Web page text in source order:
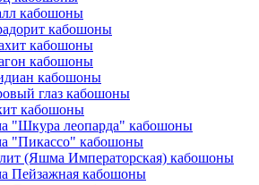
кабошоны
кабошоны
кабошоны
кабошоны
кабошоны
глаз кабошоны
кабошоны
"Шкура леопарда" кабошоны
"Пикассо" кабошоны
(Яшма Императорская) кабошоны
Пейзажная кабошоны